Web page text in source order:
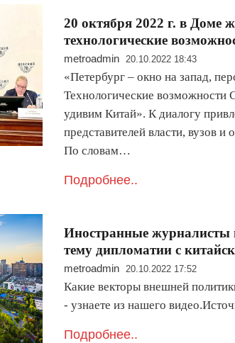
20 октября 2022 г. в Доме
технологические
metroadmin 20.10.2022 18:43
«Петербург – окно на запад,
Технологические
удивим Китай». К диалогу
представителей власти, вузов
По словам…
Подробнее..
Иностранные журналисты
тему дипломатии с
metroadmin 20.10.2022 17:52
Какие векторы внешней
- узнаете из нашего
Подробнее..